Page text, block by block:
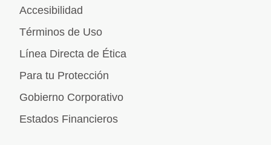
Accesibilidad
Términos de Uso
Línea Directa de Ética
Para tu Protección
Gobierno Corporativo
Estados Financieros